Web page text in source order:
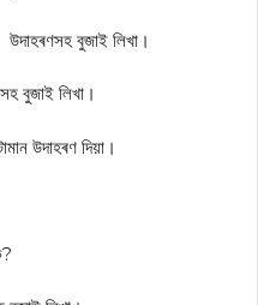
বুজাই লিখা।
বুজাই লিখা।
উদাহৰণ দিয়া।